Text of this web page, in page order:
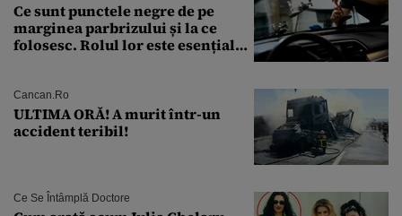
Ce sunt punctele negre de pe
marginea parbrizului și la ce
folosesc. Rolul lor este esențial
Cancan.ro
ULTIMA ORĂ! A murit într-un
accident teribil!
Ce Se Întâmplă Doctore